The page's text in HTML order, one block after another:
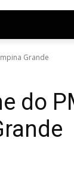
Grande
do